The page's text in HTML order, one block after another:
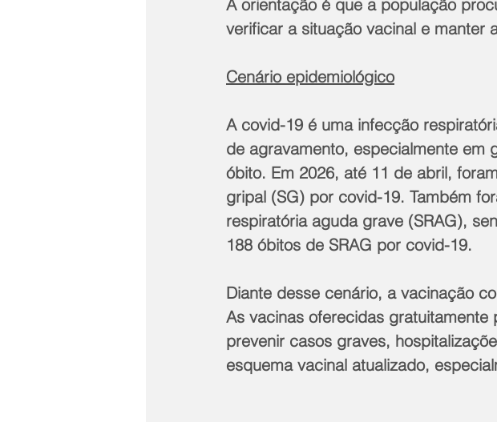
A orientação é que a população
verificar a situação vacinal e manter
Cenário epidemiológico
A covid-19 é uma infecção
de agravamento, especialmente em
óbito. Em 2026, até 11 de abril,
gripal (SG) por covid-19. Também
respiratória aguda grave (SRAG),
188 óbitos de SRAG por covid-19.
Diante desse cenário, a vacinação
As vacinas oferecidas
prevenir casos graves,
esquema vacinal atualizado,